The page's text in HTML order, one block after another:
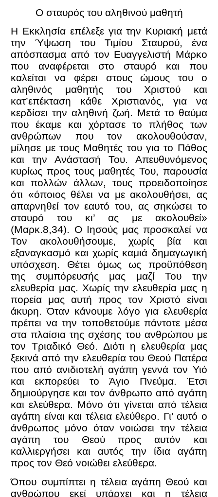
Ο σταυρός του αληθινού μαθητή
Η Εκκλησία επέλεξε για την Κυριακή μετά
την Ύψωση του Τιμίου Σταυρού, ένα
απόσπασμα από τον Ευαγγελιστή Μάρκο
που αναφέρεται στο σταυρό και που
καλείται να φέρει στους ώμους του ο
αληθινός μαθητής του Χριστού και
κατ’επέκταση κάθε Χριστιανός, για να
κερδίσει την αληθινή ζωή. Μετά το θαύμα
που έκαμε και χόρτασε το πλήθος των
ανθρώπων που τον ακολουθούσαν,
μίλησε με τους Μαθητές του για το Πάθος
και την Ανάστασή Του. Απευθυνόμενος
κυρίως προς τους μαθητές Του, παρουσία
και πολλών άλλων, τους προειδοποίησε
ότι «όποιος θέλει να με ακολουθήσει, ας
απαρνηθεί τον εαυτό του, ας σηκώσει το
σταυρό του κι’ ας με ακολουθεί»
(Μαρκ.8,34). Ο Ιησούς μας προσκαλεί να
Τον ακολουθήσουμε, χωρίς βία και
εξαναγκασμό και χωρίς καμιά δημαγωγική
υπόσχεση. Θέτει όμως ως προϋπόθεση
της συμπόρευσής μας μαζί Του την
ελευθερία μας. Χωρίς την ελευθερία μας η
πορεία μας αυτή προς τον Χριστό είναι
άκυρη. Όταν κάνουμε λόγο για ελευθερία
πρέπει να την τοποθετούμε πάντοτε μέσα
στα πλαίσια της σχέσης του ανθρώπου με
τον Τριαδικό Θεό. Διότι η ελευθερία μας
ξεκινά από την ελευθερία του Θεού Πατέρα
που από ανιδιοτελή αγάπη γεννά τον Υιό
και εκπορεύει το Άγιο Πνεύμα. Έτσι
δημιούργησε και τον άνθρωπο από αγάπη
και ελεύθερα. Μόνο ότι γίνεται από τέλεια
αγάπη είναι και τέλεια ελεύθερο. Γι’ αυτό ο
άνθρωπος μόνο όταν νοιώσει την τέλεια
αγάπη του Θεού προς αυτόν και
καλλιεργήσει και αυτός την ίδια αγάπη
προς τον Θεό νοιώθει ελεύθερα.
Όπου συμπίπτει η τέλεια αγάπη Θεού και
ανθρώπου εκεί υπάρχει και η τέλεια